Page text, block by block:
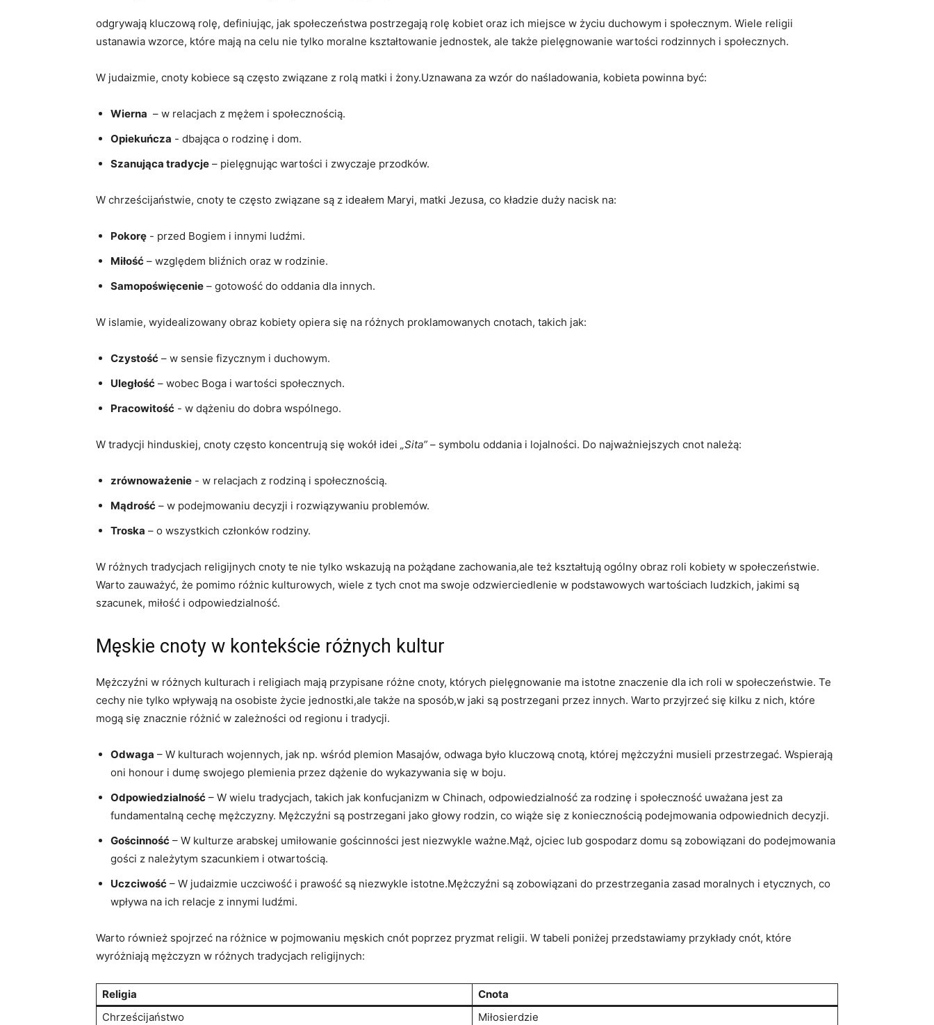
odgrywają⁤ kluczową rolę,‌ definiując, jak społeczeństwa postrzegają rolę kobiet oraz ich miejsce w życiu duchowym i społecznym.‌ Wiele ⁢religii
ustanawia wzorce, które mają na celu nie tylko moralne kształtowanie jednostek, ale ‌także pielęgnowanie wartości rodzinnych⁤ i społecznych.
W judaizmie, cnoty kobiece są często związane z rolą matki i żony.Uznawana za⁣ wzór do naśladowania, kobieta powinna być:
Wierna ⁤ – w relacjach z mężem i społecznością.
Opiekuńcza -‍ dbająca o rodzinę‌ i dom.
Szanująca tradycje – pielęgnując wartości​ i zwyczaje przodków.
W chrześcijaństwie, ‌cnoty⁣ te często związane ‌są z ideałem Maryi, matki‍ Jezusa, co kładzie duży nacisk na:
Pokorę ‌- przed Bogiem i innymi ludźmi.
Miłość – względem bliźnich oraz w rodzinie.
Samopoświęcenie – gotowość do oddania dla innych.
W islamie,‌ wyidealizowany obraz⁢ kobiety opiera się na różnych proklamowanych cnotach, takich ​jak:
Czystość – w sensie‍ fizycznym i‌ duchowym.
Uległość – wobec Boga i wartości społecznych.
Pracowitość ⁤- w dążeniu do dobra wspólnego.
W tradycji hinduskiej, cnoty​ często koncentrują się wokół idei „Sita” – symbolu oddania i lojalności. Do najważniejszych cnot należą:
zrównoważenie -‌ w relacjach z rodziną i społecznością.
Mądrość – w podejmowaniu ​decyzji i rozwiązywaniu problemów.
Troska – o wszystkich‌ członków rodziny.
W różnych ‍tradycjach religijnych cnoty te nie tylko wskazują na pożądane zachowania,ale też kształtują ogólny ‍obraz roli kobiety w społeczeństwie.
Warto zauważyć, że pomimo różnic kulturowych, wiele z tych cnot ma swoje odzwierciedlenie w podstawowych⁣ wartościach ludzkich, jakimi są
⁣szacunek, miłość i odpowiedzialność.
Męskie cnoty w kontekście różnych kultur
Mężczyźni w różnych kulturach i religiach mają przypisane różne cnoty, których pielęgnowanie ​ma istotne znaczenie dla ich⁣ roli ​w społeczeństwie.‌ Te​
cechy nie tylko wpływają na osobiste życie⁤ jednostki,ale także na ⁢sposób,w jaki są postrzegani przez innych. Warto przyjrzeć się kilku z nich, które
mogą się znacznie różnić w zależności od regionu i tradycji.
Odwaga – W kulturach wojennych, jak np. wśród plemion Masajów, odwaga było kluczową cnotą, której mężczyźni musieli przestrzegać. Wspierają
‌oni honour ‍i dumę swojego plemienia przez dążenie do wykazywania się w boju.
Odpowiedzialność – W wielu tradycjach, takich jak konfucjanizm w Chinach, odpowiedzialność za rodzinę i społeczność uważana jest za
fundamentalną cechę mężczyzny. Mężczyźni są postrzegani jako głowy rodzin, co wiąże‍ się z koniecznością podejmowania ‍odpowiednich decyzji.
Gościnność – W kulturze ⁣arabskej umiłowanie gościnności jest niezwykle ważne.Mąż, ojciec lub gospodarz domu⁣ są zobowiązani do ⁤podejmowania
gości z należytym szacunkiem⁢ i otwartością.
Uczciwość – W judaizmie uczciwość i prawość są niezwykle⁤ istotne.Mężczyźni ​są zobowiązani do przestrzegania zasad moralnych i etycznych, co
wpływa na ich relacje z innymi ludźmi.
Warto również spojrzeć na różnice w pojmowaniu męskich cnót poprzez pryzmat religii. W tabeli poniżej przedstawiamy przykłady cnót,⁣ które
wyróżniają mężczyzn w różnych tradycjach religijnych:
Religia
Cnota
Chrześcijaństwo
Miłosierdzie